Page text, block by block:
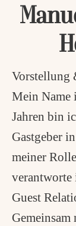
Vorstellung
Mein Name
Jahren bin
Gastgeber
meiner
verantworte
Guest
Gemeinsam